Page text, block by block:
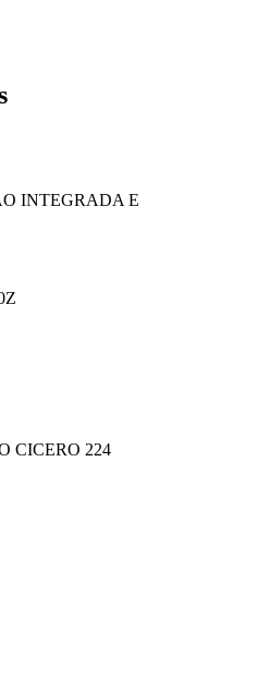
INTEGRADA E
CICERO 224